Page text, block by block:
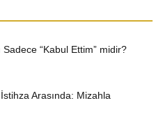
Sadece “Kabul Ettim” midir?
Arasında: Mizahla